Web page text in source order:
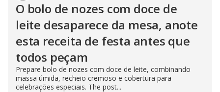
O bolo de nozes com doce de
leite desaparece da mesa, anote
esta receita de festa antes que
todos peçam
Prepare bolo de nozes com doce de leite, combinando
massa úmida, recheio cremoso e cobertura para
celebrações especiais. The post...